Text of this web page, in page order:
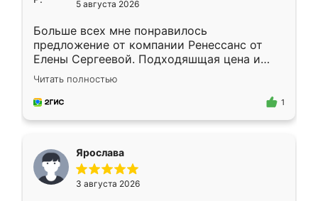
5 августа 2026
Больше всех мне понравилось
предложение от компании Ренессанс от
Елены Сергеевой. Подходяшщая цена и
короткие сроки изготовления. Приехавший
для замера сотрудник Владислав
предложил по моему эскизу самый
Читать полностью
1
Ярослава
3 августа 2026